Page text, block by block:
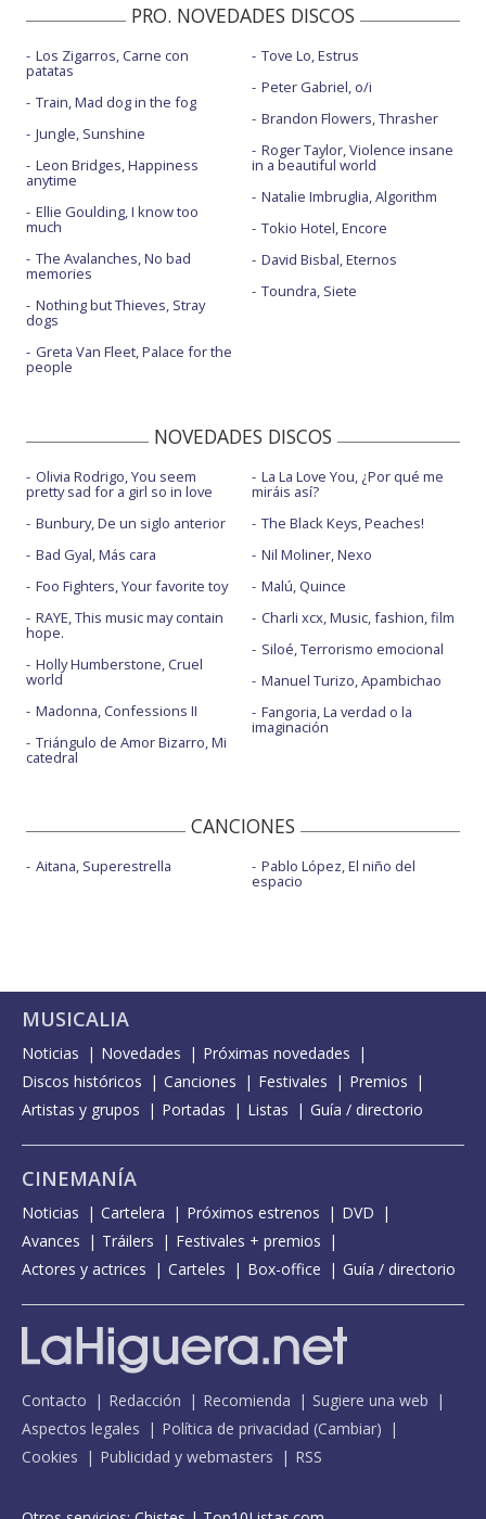
PRO. NOVEDADES DISCOS
Los Zigarros, Carne con
patatas
Train, Mad dog in the fog
Jungle, Sunshine
Leon Bridges, Happiness
anytime
Ellie Goulding, I know too
much
The Avalanches, No bad
memories
Nothing but Thieves, Stray
dogs
Greta Van Fleet, Palace for the
people
Tove Lo, Estrus
Peter Gabriel, o/i
Brandon Flowers, Thrasher
Roger Taylor, Violence insane
in a beautiful world
Natalie Imbruglia, Algorithm
Tokio Hotel, Encore
David Bisbal, Eternos
Toundra, Siete
NOVEDADES DISCOS
Olivia Rodrigo, You seem
pretty sad for a girl so in love
Bunbury, De un siglo anterior
Bad Gyal, Más cara
Foo Fighters, Your favorite toy
RAYE, This music may contain
hope.
Holly Humberstone, Cruel
world
Madonna, Confessions II
Triángulo de Amor Bizarro, Mi
catedral
La La Love You, ¿Por qué me
miráis así?
The Black Keys, Peaches!
Nil Moliner, Nexo
Malú, Quince
Charli xcx, Music, fashion, film
Siloé, Terrorismo emocional
Manuel Turizo, Apambichao
Fangoria, La verdad o la
imaginación
CANCIONES
Aitana, Superestrella Pablo López, El niño del
espacio
MUSICALIA
Noticias Novedades
Próximas novedades
Discos históricos
Canciones Festivales
Premios
Artistas y grupos
Portadas Listas Guía / directorio
CINEMANÍA
Noticias Cartelera Próximos estrenos
DVD
Avances
Tráilers
Festivales + premios
Actores y actrices
Carteles Box-office Guía / directorio
Contacto Redacción Recomienda
Sugiere una web
Aspectos legales
Política de privacidad (Cambiar)
Cookies
Publicidad y webmasters RSS